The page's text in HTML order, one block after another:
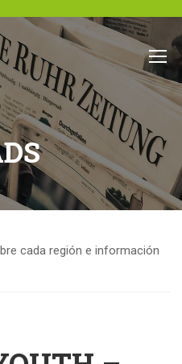
cada región e información